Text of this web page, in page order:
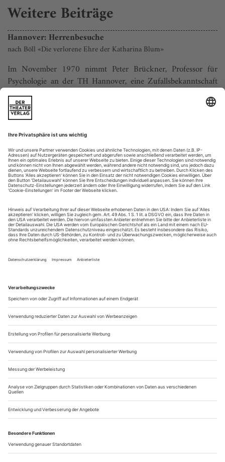
Weitere Beiträge
Hannover: Herrenbesuche
nach Böll «Die verlorene Ehre der Katharina Blum»
Im November 1970 nimmt Peter Brückner, Professor für
Psychologie an der TH Hannover, eine Zufallsbekanntschaft
mit nach Hause. Ob ihm klar ist, dass es sich hier um Ulrike
Meinhof handelt, ist strittig, jedenfalls gerät Brückner ins
Visier der Polizei, verliert zeitweilig wegen des
Radikalenerlasses seine Anstellung und wird in der Folge von
der Boulevardpresse als...
Glücksfall und Rückendeckung
Wie viel Kopfzerbrechen hat die Quotierung der
Theatertreffenauswahl der Jury bereitet? Ein Gespräch mit den
Sojitrawalla
Eva BehrendtHerzlichen Glückwunsch zur Auswahl – und
dazu, dass die Quote mit sechs Inszenierungen von
Regisseurinnen sogar über­erfüllt wurde. Wie ist das gelungen?
in letzter Zeit kaum noch die Rede von der Quote, auch nicht
in der Schlussdiskus­sion. Wir waren uns schon im Mai, als
Yvonne Büdenhölzer...
Mülheim/Ruhr: Unmoralischer Fixstern
nach Joris-Karl Huysmans und Michel Houellebecq
«Unterwerfung/Gegen den Strich»
Ist das jetzt Trotz? Regisseur Philipp Preuss geriet im letzten
Jahr in eine Repräsentationsdebatte: Seine Uraufführung des
Dramas «atlas» von Thomas Köck wurde seitens asiatisch-
deutscher Kulturschaffender grundlegend dafür kritisiert, dass
hier «weiße Menschen die Geschichten von Menschen of
colour auf deren Kosten nutzen» würden. In Mülheim
inszeniert der weiße...